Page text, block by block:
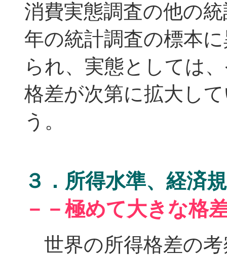
消費実態調査の他の
年の統計調査の標本
られ、実態としては
格差が次第に拡大し
う。
３．所得水準、経済
－－極めて大きな格
世界の所得格差の考